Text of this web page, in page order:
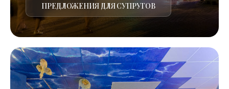
ПРЕДЛОЖЕНИЯ ДЛЯ СУПРУГОВ